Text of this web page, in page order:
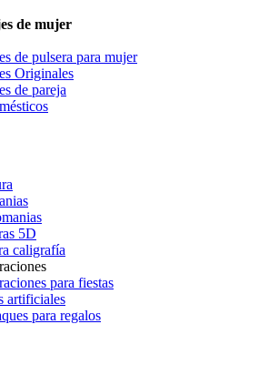
de mujer
de pulsera para mujer
Originales
de pareja
5D
caligrafía
para fiestas
artificiales
para regalos